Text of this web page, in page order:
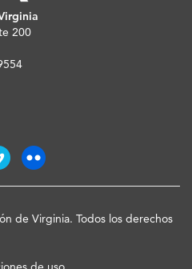
200
de Virginia. Todos los derechos